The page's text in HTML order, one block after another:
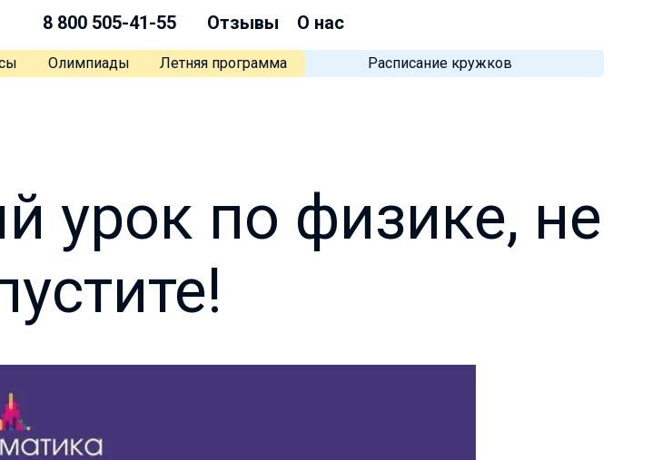
8 800 505-41-55 Отзывы
О нас
Олимпиады Летняя программа Расписание кружков
урок по физике, не